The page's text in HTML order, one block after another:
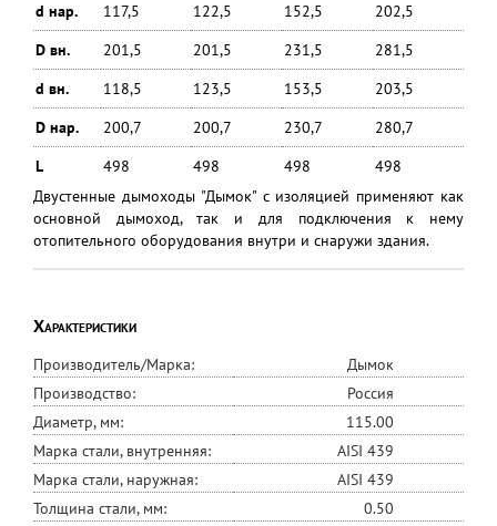
d нар.
117,5 122,5 152,5
202,5
D вн.
201,5 201,5 231,5
281,5
d вн.
118,5 123,5 153,5
203,5
D нар.
200,7 200,7 230,7
280,7
L
498 498 498
498
Двустенные дымоходы "Дымок" с изоляцией применяют как
основной дымоход, так и для подключения к нему
отопительного оборудования внутри и снаружи здания.
Характеристики
Производитель/Марка:
Дымок
Производство:
Россия
Диаметр, мм:
115.00
Марка стали, внутренняя:
AISI 439
Марка стали, наружная:
AISI 439
Толщина стали, мм:
0.50